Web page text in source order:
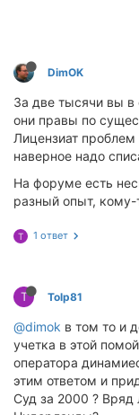
DimOK
За две тысячи вы в
они правы по
Лицензиат
наверное надо
На форуме есть
разный опыт, кому-
T 1 ответ
T Tolp81
@dimok в том то и
учетка в этой
оператора
этим ответом и
Суд за 2000 ? Вряд